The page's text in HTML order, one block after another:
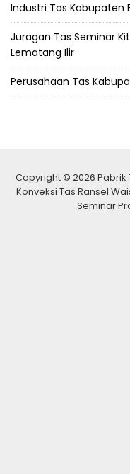
Industri Tas Kabupaten
Juragan Tas Seminar
Lematang Ilir
Perusahaan Tas
Copyright © 2026 Pabrik
Konveksi Tas Ransel
Seminar